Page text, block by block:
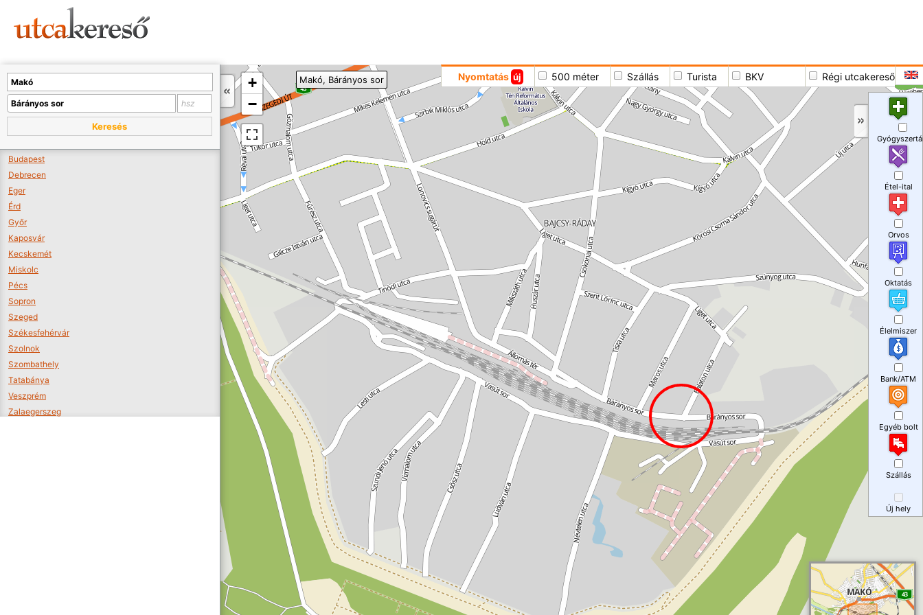
+
−
Nyomtatás új 500 méter Szállás Turista BKV Régi utcakereső
Makó, Bárányos sor
Keresés
Budapest
Debrecen
Eger
Érd
Győr
Kaposvár
Kecskemét
Miskolc
Pécs
Sopron
Szeged
Székesfehérvár
Szolnok
Szombathely
Tatabánya
Veszprém
Zalaegerszeg
Étel-ital
Orvos
Oktatás
Élelmiszer
Bank/ATM
Egyéb bolt
Szállás
Új hely
A térképet kicsinyíteni kell, hogy látszódjanak a boltok.
Boltok látszódjanak >>